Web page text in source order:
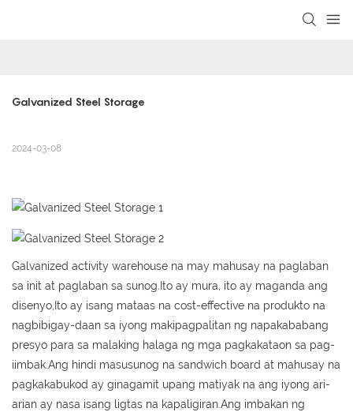
Galvanized Steel Storage
2024-03-08
Galvanized activity warehouse na may mahusay na paglaban
sa init at paglaban sa sunog.Ito ay mura, ito ay maganda ang
disenyo,Ito ay isang mataas na cost-effective na produkto na
nagbibigay-daan sa iyong makipagpalitan ng napakababang
presyo para sa malaking halaga ng mga pagkakataon sa pag-
iimbak.Ang hindi masusunog na sandwich board at mahusay na
pagkakabukod ay ginagamit upang matiyak na ang iyong ari-
arian ay nasa isang ligtas na kapaligiran.Ang imbakan ng